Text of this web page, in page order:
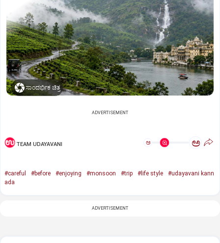
ಸಾಂದರ್ಭಿಕ ಚಿತ್ರ
ADVERTISEMENT
TEAM UDAYAVANI ಅ ಅ
#careful #before #enjoying #monsoon #trip #life style
#udayavani kann
ada
ADVERTISEMENT